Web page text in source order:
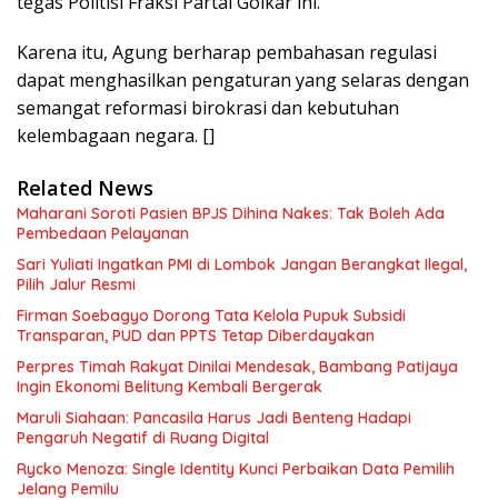
Karena itu, Agung berharap pembahasan regulasi
dapat menghasilkan pengaturan yang selaras dengan
semangat reformasi birokrasi dan kebutuhan
kelembagaan negara. []
Related News
Maharani Soroti Pasien BPJS Dihina Nakes: Tak Boleh Ada
Pembedaan Pelayanan
Sari Yuliati Ingatkan PMI di Lombok Jangan Berangkat Ilegal,
Pilih Jalur Resmi
Firman Soebagyo Dorong Tata Kelola Pupuk Subsidi
Transparan, PUD dan PPTS Tetap Diberdayakan
Perpres Timah Rakyat Dinilai Mendesak, Bambang Patijaya
Ingin Ekonomi Belitung Kembali Bergerak
Maruli Siahaan: Pancasila Harus Jadi Benteng Hadapi
Pengaruh Negatif di Ruang Digital
Rycko Menoza: Single Identity Kunci Perbaikan Data Pemilih
Jelang Pemilu